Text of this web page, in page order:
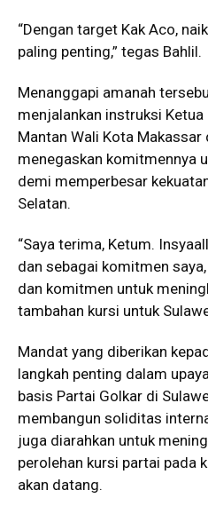
“Dengan target Kak Aco,
paling penting,” tegas Bahlil.
Menanggapi amanah
menjalankan instruksi Ketua
Mantan Wali Kota Makassar
menegaskan komitmennya
demi memperbesar
Selatan.
“Saya terima, Ketum.
dan sebagai komitmen
dan komitmen untuk
tambahan kursi untuk
Mandat yang diberikan
langkah penting dalam
basis Partai Golkar di
membangun soliditas
juga diarahkan untuk
perolehan kursi partai pada
akan datang.